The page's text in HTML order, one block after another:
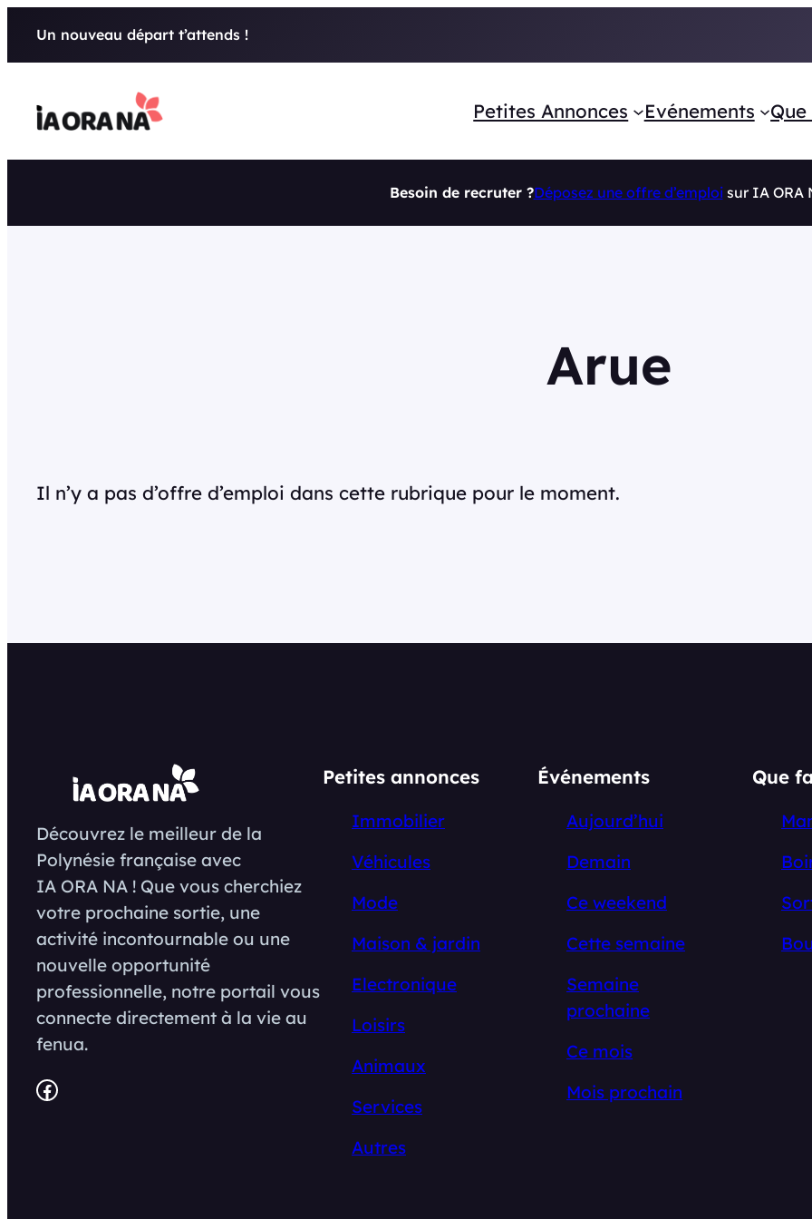
Un nouveau départ t’attends !
Petites Annonces Evénements
Besoin de recruter ?Déposez une offre d’emploisur IA ORA
Arue
Il n’y a pas d’offre d’emploi dans cette rubrique pour le moment.
Découvrez le meilleur de la
Polynésie française avec
IA ORA NA ! Que vous cherchiez
votre prochaine sortie, une
activité incontournable ou une
nouvelle opportunité
professionnelle, notre portail vous
connecte directement à la vie au
fenua.
Facebook
Petites annonces
Immobilier
Véhicules
Mode
Maison & jardin
Electronique
Loisirs
Animaux
Services
Autres
Événements
Aujourd’hui
Demain
Ce weekend
Cette semaine
Semaine
prochaine
Ce mois
Mois prochain
Que